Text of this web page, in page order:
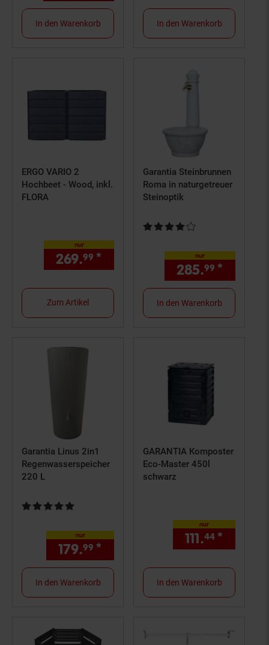
In den Warenkorb In den Warenkorb
ERGO VARIO 2
Hochbeet - Wood, inkl.
FLORA
nur
269.99 * € Sternchen
Zum Artikel
Garantia Steinbrunnen
Roma in naturgetreuer
Steinoptik
Kundenbewertung: 4 von 5
nur
285.99 *
In den Warenkorb
Garantia Linus 2in1
Regenwasserspeicher
220 L
Kundenbewertung: 5 von 5 Sternen
nur
179.99 * € Sternchen
In den Warenkorb
GARANTIA Komposter
Eco-Master 450l
schwarz
nur
111.44 *
In den Warenkorb